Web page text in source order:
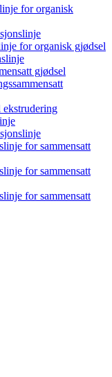
for organisk
for organisk gjødsel
gjødsel
ekstrudering
for sammensatt
for sammensatt
for sammensatt